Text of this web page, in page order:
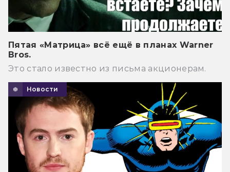
Пятая «Матрица» всё ещё в планах Warner
Bros.
Это стало известно из письма акционерам.
Новости